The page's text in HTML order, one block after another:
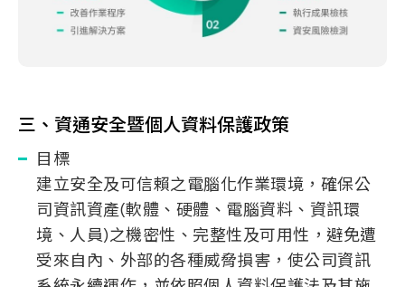
三、資通安全暨個人資料保護政策
目標
建立安全及可信賴之電腦化作業環境，確保公
司資訊資產(軟體、硬體、電腦資料、資訊環
境、人員)之機密性、完整性及可用性，避免遭
受來自內、外部的各種威脅損害，使公司資訊